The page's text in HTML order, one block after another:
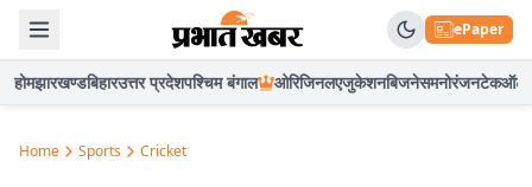
ePaper
होमझारखण्डबिहारउत्तर प्रदेशपश्चिम बंगाल ओरिजिनलएजुकेशनबिजनेसमनोरंजनटेकऑटो
Home Sports Cricket